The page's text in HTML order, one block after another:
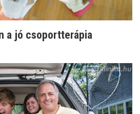
a jó csoportterápia